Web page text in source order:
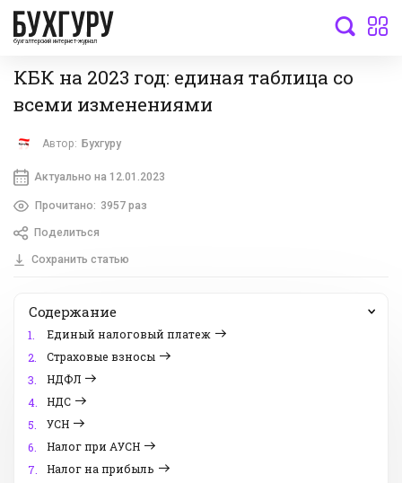
бухгалтерский интернет-журнал
КБК на 2023 год: единая таблица со
всеми изменениями
Автор: Бухгуру
Актуально на 12.01.2023
Прочитано: 3957 раз
Поделиться
Сохранить статью
Содержание
1.
Единый налоговый платеж
2.
Страховые взносы
3.
НДФЛ
4.
НДС
5.
УСН
6.
Налог при АУСН
7.
Налог на прибыль